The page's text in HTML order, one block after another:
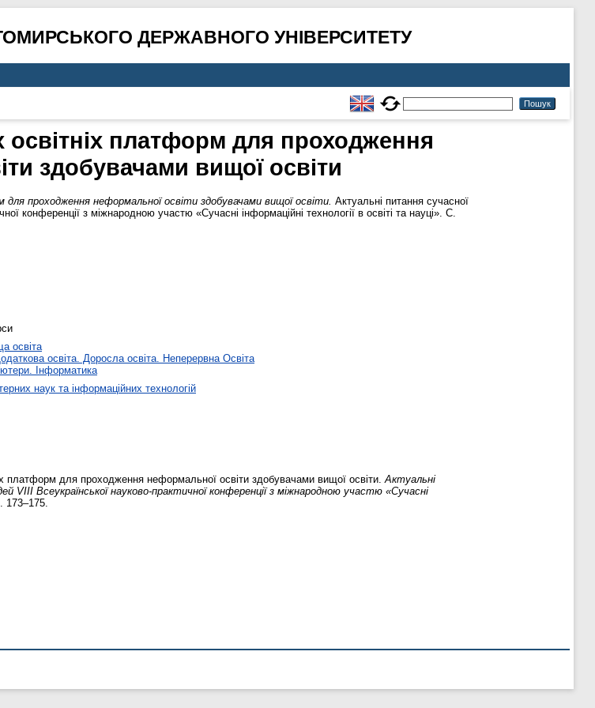
ДЕРЖАВНОГО УНІВЕРСИТЕТУ
освітніх платформ для проходження
здобувачами вищої освіти
для проходження неформальної освіти здобувачами вищої освіти. Актуальні питання сучасної
конференції з міжнародною участю «Сучасні інформаційні технології в освіті та науці». С.
освіта
освіта. Доросла освіта. Неперервна Освіта
Інформатика
наук та інформаційних технологій
платформ для проходження неформальної освіти здобувачами вищої освіти.Актуальні
VІІІ Всеукраїнської науково-практичної конференції з міжнародною участю «Сучасні
173–175.